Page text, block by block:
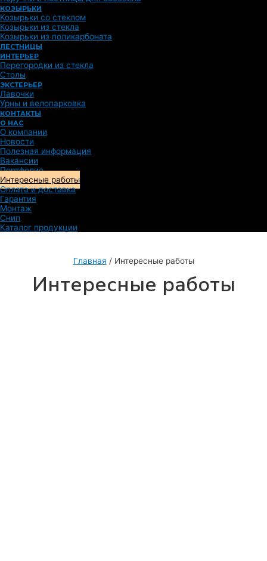
КОЗЫРЬКИ
Козырьки со стеклом
Козырьки из стекла
Козырьки из поликарбоната
ЛЕСТНИЦЫ
ИНТЕРЬЕР
Перегородки из стекла
Столы
ЭКСТЕРЬЕР
Лавочки
Урны и велопарковка
КОНТАКТЫ
О НАС
О компании
Новости
Полезная информация
Вакансии
Портфолио
Интересные работы
Оплата и доставка
Гарантия
Монтаж
Снип
Каталог продукции
Главная / Интересные работы
Интересные работы